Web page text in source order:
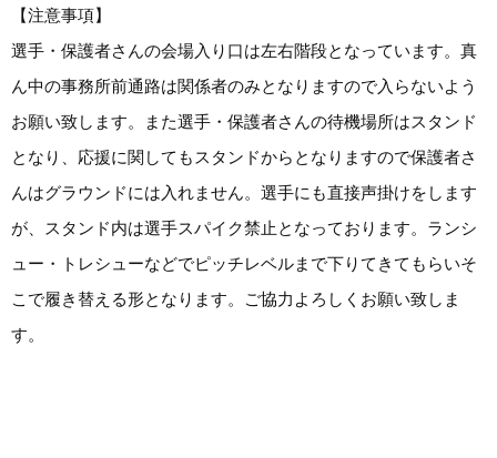
【注意事項】
選手・保護者さんの会場入り口は左右階段となっています。真
ん中の事務所前通路は関係者のみとなりますので入らないよう
お願い致します。また選手・保護者さんの待機場所はスタンド
となり、応援に関してもスタンドからとなりますので保護者さ
んはグラウンドには入れません。選手にも直接声掛けをします
が、スタンド内は選手スパイク禁止となっております。ランシ
ュー・トレシューなどでピッチレベルまで下りてきてもらいそ
こで履き替える形となります。ご協力よろしくお願い致しま
す。